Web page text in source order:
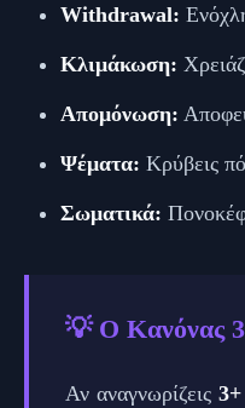
Withdrawal:
Κλιμάκωση:
Απομόνωση:
Ψέματα: Κρύβεις
Σωματικά:
💡 Ο Κανόνας
Αν αναγνωρίζεις